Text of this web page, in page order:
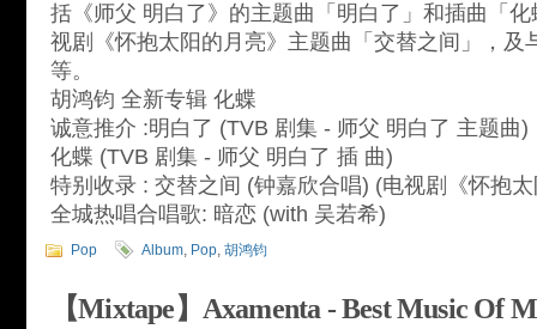
括《师父 明白了》的主题曲「明白了」和插曲「
视剧《怀抱太阳的月亮》主题曲「交替之间」，及
等。
胡鸿钧 全新专辑 化蝶
诚意推介 :明白了 (TVB 剧集 - 师父 明白了 主题曲)
化蝶 (TVB 剧集 - 师父 明白了 插 曲)
特别收录 : 交替之间 (钟嘉欣合唱) (电视剧《怀抱
全城热唱合唱歌: 暗恋 (with 吴若希)
Pop Album, Pop, 胡鸿钧
【Mixtape】Axamenta - Best Music Of